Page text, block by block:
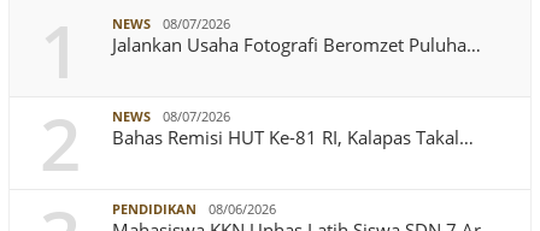
1 NEWS 08/07/2026
Jalankan Usaha Fotografi Beromzet Puluha…
2 NEWS 08/07/2026
Bahas Remisi HUT Ke-81 RI, Kalapas Takal…
PENDIDIKAN 08/06/2026